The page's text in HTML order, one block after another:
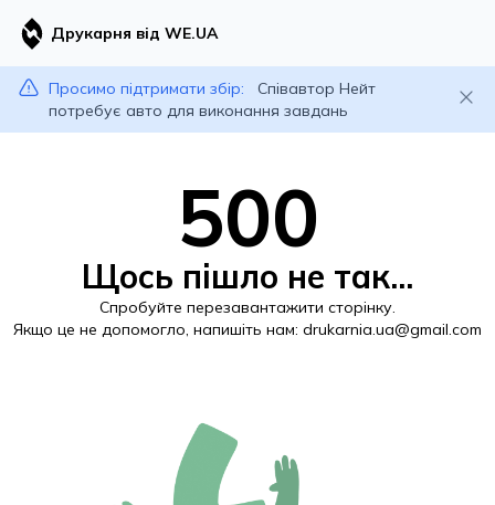
Друкарня від WE.UA
Просимо підтримати збір:
Співавтор Нейт
потребує авто для виконання завдань
500
Щось пішло не так...
Спробуйте перезавантажити сторінку.
Якщо це не допомогло, напишіть нам: drukarnia.ua@gmail.com